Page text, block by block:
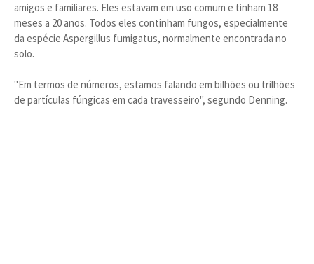
amigos e familiares. Eles estavam em uso comum e tinham 18
meses a 20 anos. Todos eles continham fungos, especialmente
da espécie Aspergillus fumigatus, normalmente encontrada no
solo.
"Em termos de números, estamos falando em bilhões ou trilhões
de partículas fúngicas em cada travesseiro", segundo Denning.